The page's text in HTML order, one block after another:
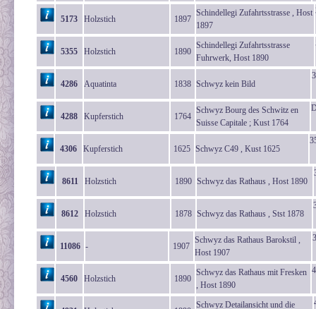
5173 Holzstich 1897
Schindellegi Zufahrtsstrasse , Host
1897
5355 Holzstich 1890
Schindellegi Zufahrtsstrasse
Fuhrwerk, Host 1890
4286 Aquatinta 1838 Schwyz kein Bild
4288 Kupferstich 1764
Schwyz Bourg des Schwitz en
Suisse Capitale ; Kust 1764
4306 Kupferstich 1625 Schwyz C49 , Kust 1625
8611 Holzstich 1890 Schwyz das Rathaus , Host 1890
8612 Holzstich 1878 Schwyz das Rathaus , Stst 1878
11086 - 1907
Schwyz das Rathaus Barokstil ,
Host 1907
4560 Holzstich 1890
Schwyz das Rathaus mit Fresken
, Host 1890
Schwyz Detailansicht und die